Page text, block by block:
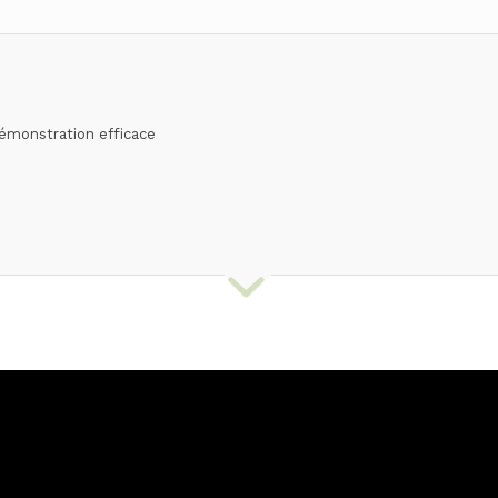
efficace